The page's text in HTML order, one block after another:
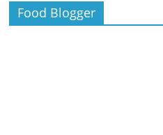
Food Blogger